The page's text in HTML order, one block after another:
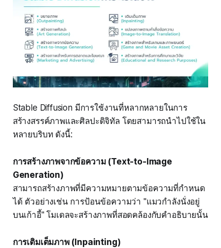
Stable Diffusion มีการใช้งานที่หลากหลายในการ
สร้างสรรค์ภาพและศิลปะดิจิทัล โดยสามารถนำไปใช้ใน
หลายบริบท ดังนี้:
การสร้างภาพจากข้อความ (Text-to-Image
Generation)
สามารถสร้างภาพที่มีความหมายตามข้อความที่กำหนด
ได้ ตัวอย่างเช่น การป้อนข้อความว่า "แมวกำลังนั่งอยู่
บนเก้าอี้" โมเดลจะสร้างภาพที่สอดคล้องกับคำอธิบายนั้น
การเติมเต็มภาพ (Inpainting)